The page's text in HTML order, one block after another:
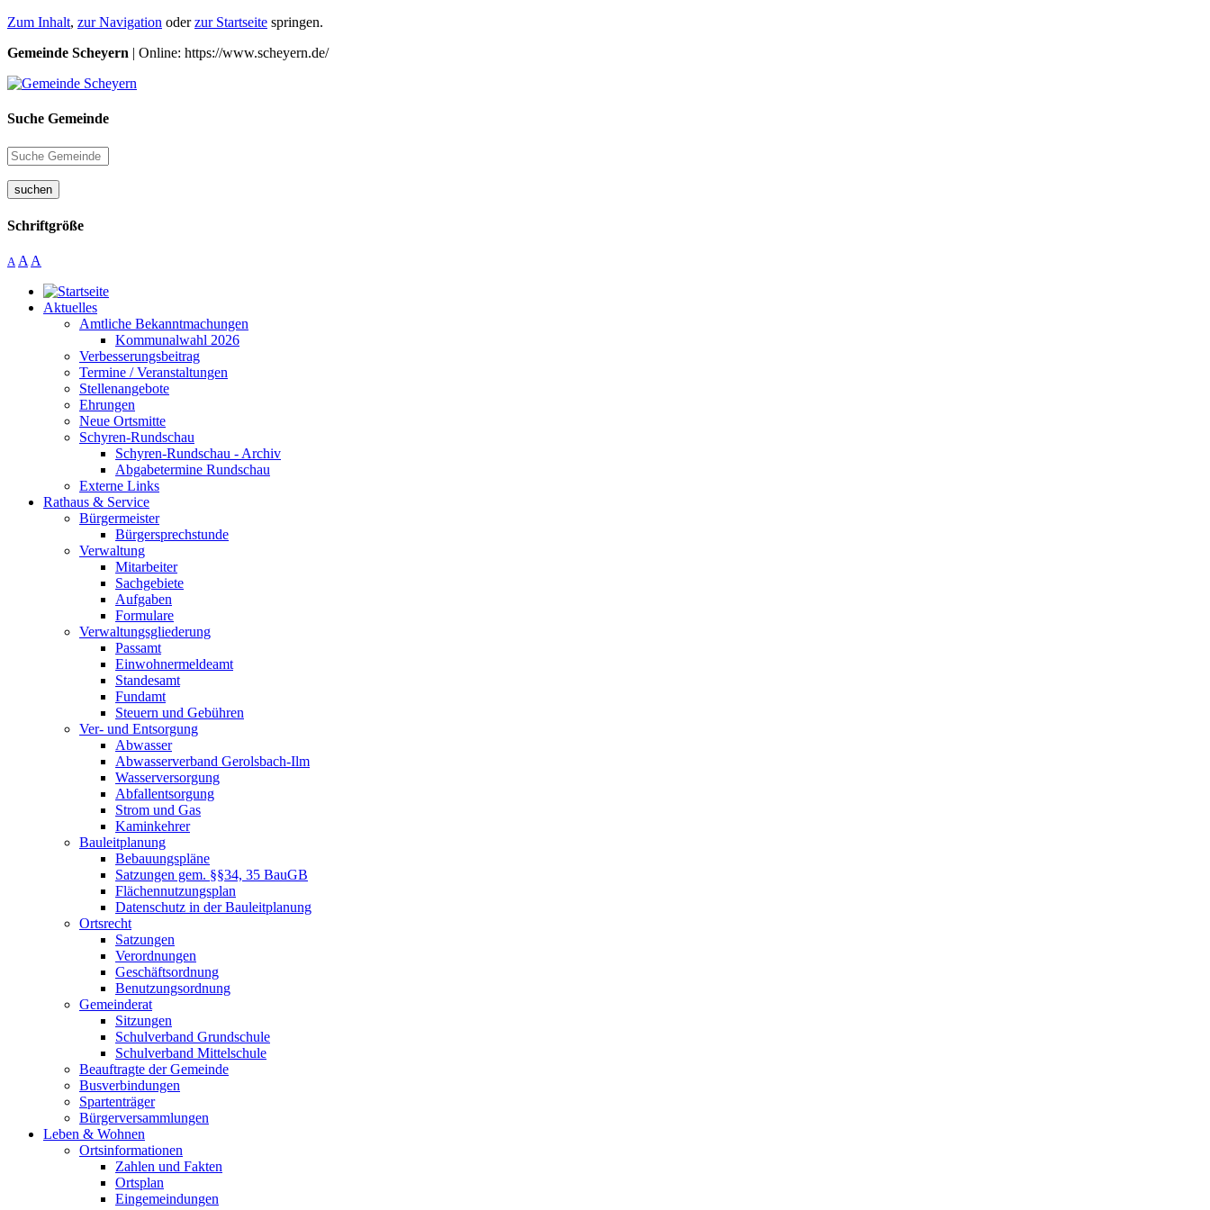
Zum Inhalt, zur Navigation oderzur Startseite springen.
Gemeinde Scheyern | Online: https://www.scheyern.de/
Suche Gemeinde
suchen
Schriftgröße
A A A
Aktuelles
Amtliche Bekanntmachungen
Kommunalwahl 2026
Verbesserungsbeitrag
Termine / Veranstaltungen
Stellenangebote
Ehrungen
Neue Ortsmitte
Schyren-Rundschau
Schyren-Rundschau - Archiv
Abgabetermine Rundschau
Externe Links
Rathaus & Service
Bürgermeister
Bürgersprechstunde
Verwaltung
Mitarbeiter
Sachgebiete
Aufgaben
Formulare
Verwaltungsgliederung
Passamt
Einwohnermeldeamt
Standesamt
Fundamt
Steuern und Gebühren
Ver- und Entsorgung
Abwasser
Abwasserverband Gerolsbach-Ilm
Wasserversorgung
Abfallentsorgung
Strom und Gas
Kaminkehrer
Bauleitplanung
Bebauungspläne
Satzungen gem. §§34, 35 BauGB
Flächennutzungsplan
Datenschutz in der Bauleitplanung
Ortsrecht
Satzungen
Verordnungen
Geschäftsordnung
Benutzungsordnung
Gemeinderat
Sitzungen
Schulverband Grundschule
Schulverband Mittelschule
Beauftragte der Gemeinde
Busverbindungen
Spartenträger
Bürgerversammlungen
Leben & Wohnen
Ortsinformationen
Zahlen und Fakten
Ortsplan
Eingemeindungen